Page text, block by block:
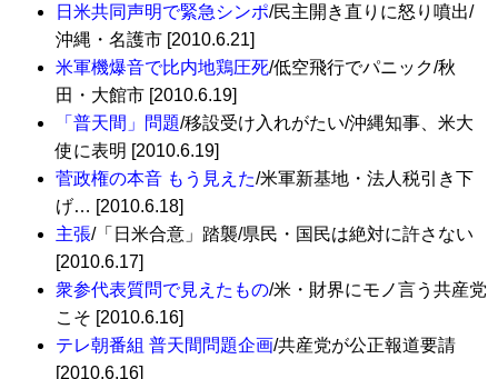
日米共同声明で緊急シンポ/民主開き直りに怒り噴出/
沖縄・名護市 [2010.6.21]
米軍機爆音で比内地鶏圧死/低空飛行でパニック/秋
田・大館市 [2010.6.19]
「普天間」問題/移設受け入れがたい/沖縄知事、米大
使に表明 [2010.6.19]
菅政権の本音 もう見えた/米軍新基地・法人税引き下
げ… [2010.6.18]
主張/「日米合意」踏襲/県民・国民は絶対に許さない
[2010.6.17]
衆参代表質問で見えたもの/米・財界にモノ言う共産党
こそ [2010.6.16]
テレ朝番組 普天間問題企画/共産党が公正報道要請
[2010.6.16]